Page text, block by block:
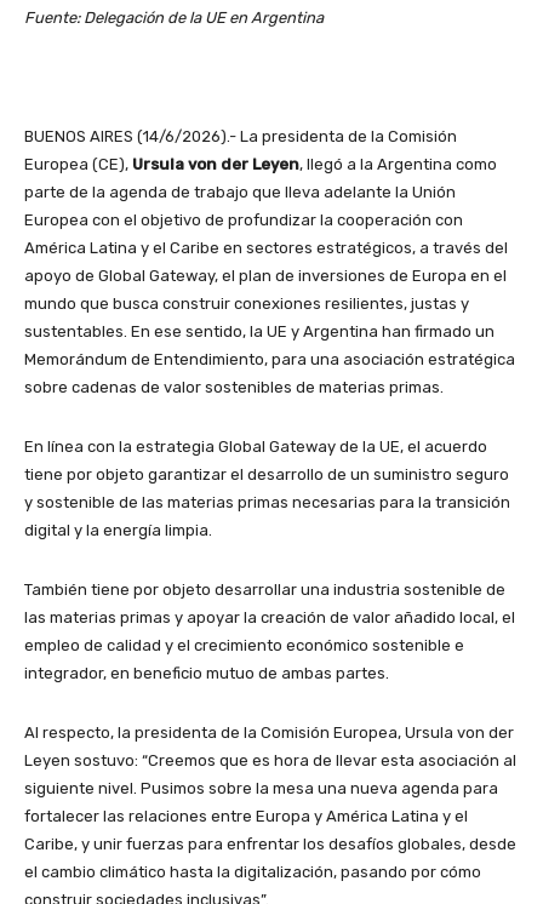
Fuente: Delegación de la UE en Argentina
BUENOS AIRES (14/6/2026).- La presidenta de la Comisión
Europea (CE), Ursula von der Leyen, llegó a la Argentina como
parte de la agenda de trabajo que lleva adelante la Unión
Europea con el objetivo de profundizar la cooperación con
América Latina y el Caribe en sectores estratégicos, a través del
apoyo de Global Gateway, el plan de inversiones de Europa en el
mundo que busca construir conexiones resilientes, justas y
sustentables. En ese sentido, la UE y Argentina han firmado un
Memorándum de Entendimiento, para una asociación estratégica
sobre cadenas de valor sostenibles de materias primas.
En línea con la estrategia Global Gateway de la UE, el acuerdo
tiene por objeto garantizar el desarrollo de un suministro seguro
y sostenible de las materias primas necesarias para la transición
digital y la energía limpia.
También tiene por objeto desarrollar una industria sostenible de
las materias primas y apoyar la creación de valor añadido local, el
empleo de calidad y el crecimiento económico sostenible e
integrador, en beneficio mutuo de ambas partes.
Al respecto, la presidenta de la Comisión Europea, Ursula von der
Leyen sostuvo: “Creemos que es hora de llevar esta asociación al
siguiente nivel. Pusimos sobre la mesa una nueva agenda para
fortalecer las relaciones entre Europa y América Latina y el
Caribe, y unir fuerzas para enfrentar los desafíos globales, desde
el cambio climático hasta la digitalización, pasando por cómo
construir sociedades inclusivas”.